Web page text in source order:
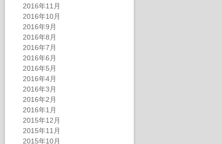
2016年11月
2016年10月
2016年9月
2016年8月
2016年7月
2016年6月
2016年5月
2016年4月
2016年3月
2016年2月
2016年1月
2015年12月
2015年11月
2015年10月